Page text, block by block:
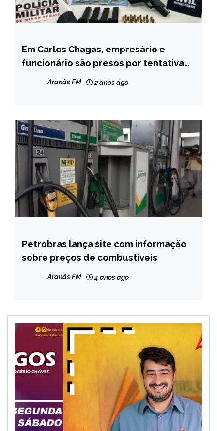
MINAS
GERAIS
NOTÍCIAS
Em Carlos Chagas, empresário e
funcionário são presos por tentativa
Aranãs FM 2 anos ago
BRASIL
NOTÍCIAS
Petrobras lança site com informação
sobre preços de combustíveis
Aranãs FM 4 anos ago